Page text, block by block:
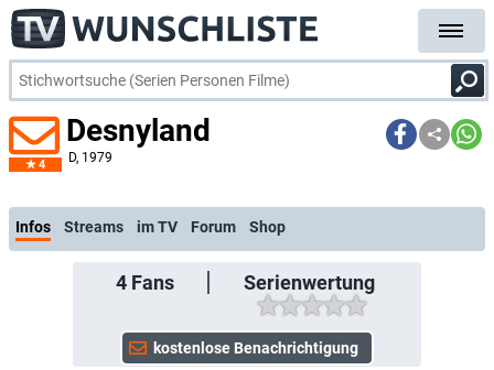
4
Desnyland
D, 1979
Infos Streams im TV Forum Shop
4Fans Serienwertung